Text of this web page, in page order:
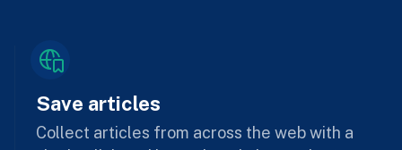
Save articles
Collect articles from across the web with a